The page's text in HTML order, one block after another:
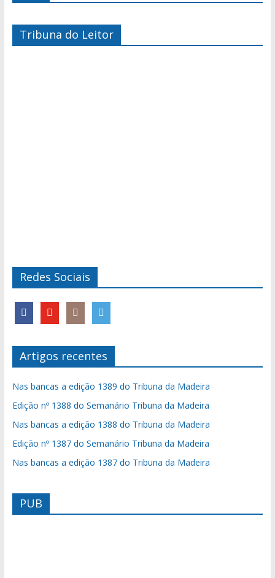
Tribuna do Leitor
Redes Sociais
Artigos recentes
Nas bancas a edição 1389 do Tribuna da Madeira
Edição nº 1388 do Semanário Tribuna da Madeira
Nas bancas a edição 1388 do Tribuna da Madeira
Edição nº 1387 do Semanário Tribuna da Madeira
Nas bancas a edição 1387 do Tribuna da Madeira
PUB